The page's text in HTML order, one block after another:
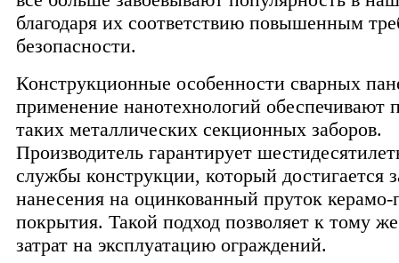
благодаря их соответствию повышенным
безопасности.
Конструкционные особенности сварных
применение нанотехнологий обеспечивают
таких металлических секционных заборов.
Производитель гарантирует
службы конструкции, который достигается
нанесения на оцинкованный пруток керамо-
покрытия. Такой подход позволяет к тому
затрат на эксплуатацию ограждений.